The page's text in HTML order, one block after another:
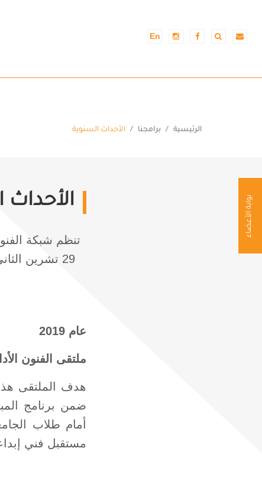
بوابة الأعضاء
En
الرئيسية برامجنا الأحداث السنوية
الأحداث
تنظم شبكة
29 تشرين
عام 2019
ملتقى الفنون
هدف الملتقى هذا
أمام طلاب
مستقبل فني